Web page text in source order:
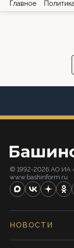
Главное Политика
© 1992-2026 АО ИА
www.bashinform.ru
НОВОСТИ